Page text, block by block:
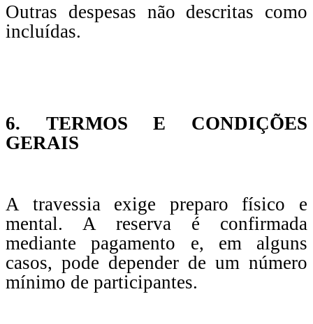
Outras despesas não descritas como
incluídas.
6. TERMOS E CONDIÇÕES
GERAIS
A travessia exige preparo físico e
mental. A reserva é confirmada
mediante pagamento e, em alguns
casos, pode depender de um número
mínimo de participantes.